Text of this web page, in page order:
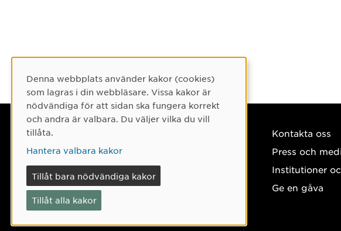
Tel: 090-786 50 00
Hitta till oss
Kontakta oss
Press och
Institutioner
Ge en gåva
Cookie-samtycke
Denna webbplats använder kakor (cookies)
som lagras i din webbläsare. Vissa kakor är
nödvändiga för att sidan ska fungera korrekt
och andra är valbara. Du väljer vilka du vill
tillåta.
Hantera valbara kakor
Tillåt bara nödvändiga kakor
Tillåt alla kakor